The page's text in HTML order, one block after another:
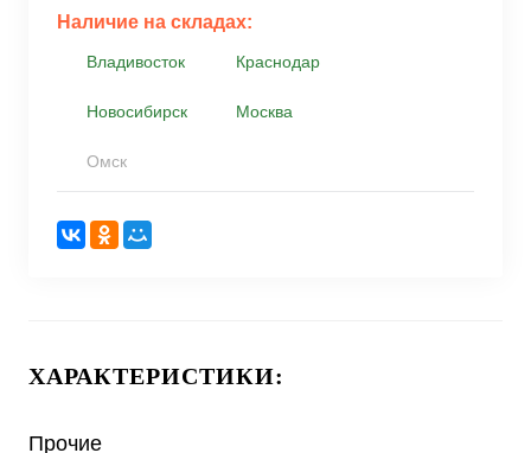
Наличие на складах:
Владивосток Краснодар
Новосибирск Москва
Омск
ХАРАКТЕРИСТИКИ:
Прочие